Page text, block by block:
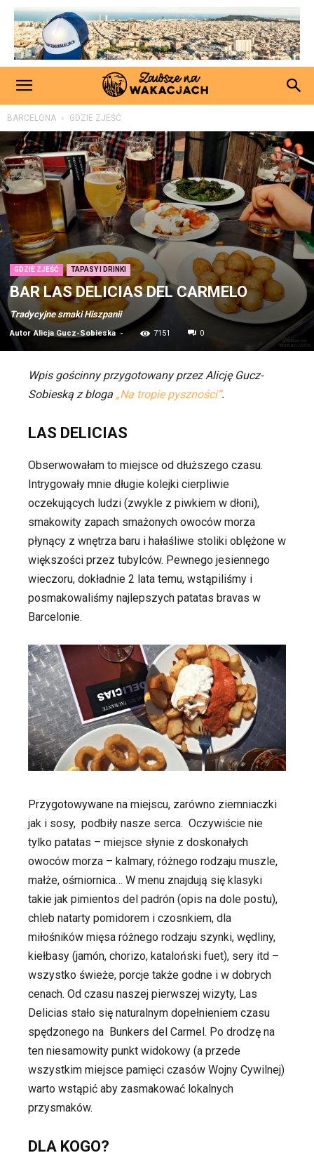
BARCELONA GDZIE ZJEŚĆ
GDZIE ZJEŚĆ TAPASY I DRINKI
BAR LAS DELICIAS DEL CARMELO
Tradycyjne smaki Hiszpanii
Autor Alicja Gucz-Sobieska - 7151 0
Wpis gościnny przygotowany przez Alicję Gucz-
Sobieską z bloga „Na tropie pyszności”.
LAS DELICIAS
Obserwowałam to miejsce od dłuższego czasu.
Intrygowały mnie długie kolejki cierpliwie
oczekujących ludzi (zwykle z piwkiem w dłoni),
smakowity zapach smażonych owoców morza
płynący z wnętrza baru i hałaśliwe stoliki oblężone w
większości przez tubylców. Pewnego jesiennego
wieczoru, dokładnie 2 lata temu, wstąpiliśmy i
posmakowaliśmy najlepszych patatas bravas w
Barcelonie.
Przygotowywane na miejscu, zarówno ziemniaczki
jak i sosy, podbiły nasze serca. Oczywiście nie
tylko patatas – miejsce słynie z doskonałych
owoców morza – kalmary, różnego rodzaju muszle,
małże, ośmiornica… W menu znajdują się klasyki
takie jak pimientos del padrón (opis na dole postu),
chleb natarty pomidorem i czosnkiem, dla
miłośników mięsa różnego rodzaju szynki, wędliny,
kiełbasy (jamón, chorizo, kataloński fuet), sery itd –
wszystko świeże, porcje także godne i w dobrych
cenach. Od czasu naszej pierwszej wizyty, Las
Delicias stało się naturalnym dopełnieniem czasu
spędzonego na Bunkers del Carmel. Po drodzę na
ten niesamowity punkt widokowy (a przede
wszystkim miejsce pamięci czasów Wojny Cywilnej)
warto wstąpić aby zasmakować lokalnych
przysmaków.
DLA KOGO?